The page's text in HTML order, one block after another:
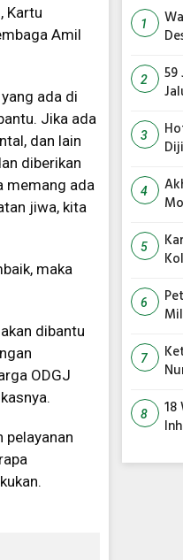
Kartu
Amil
ada di
Jika ada
dan lain
diberikan
memang ada
jiwa, kita
maka
dibantu
ODGJ
pelayanan
1
2
59
3
4
5
6
7
8
18